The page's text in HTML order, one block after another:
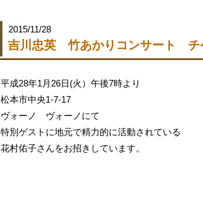
2015/11/28
吉川忠英 竹あかりコンサート チ
平成28年1月26日(火）午後7時より
松本市中央1-7-17
ヴォーノ ヴォーノにて
特別ゲストに地元で精力的に活動されている
花村佑子さんをお招きしています。